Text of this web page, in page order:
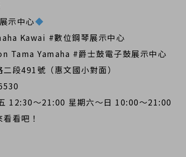
示中心
Kawai #數位鋼琴展示中心
Tama Yamaha #爵士鼓電子鼓展示中心
段491號（惠文國小對面）
12:30～21:00 星期六～日 10:00～21:00
看吧！